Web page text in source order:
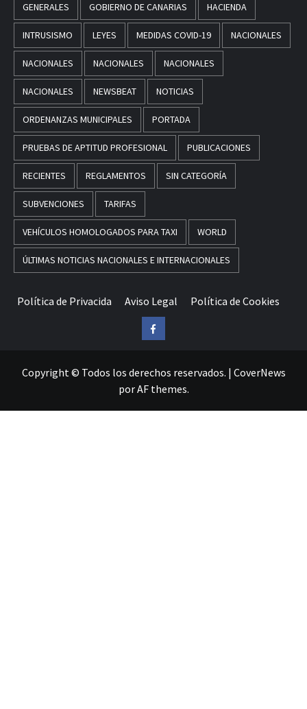
GENERALES GOBIERNO DE CANARIAS HACIENDA
INTRUSISMO LEYES MEDIDAS COVID-19 NACIONALES
NACIONALES NACIONALES NACIONALES
NACIONALES NEWSBEAT NOTICIAS
ORDENANZAS MUNICIPALES PORTADA
PRUEBAS DE APTITUD PROFESIONAL PUBLICACIONES
RECIENTES REGLAMENTOS SIN CATEGORÍA
SUBVENCIONES TARIFAS
VEHÍCULOS HOMOLOGADOS PARA TAXI WORLD
ÚLTIMAS NOTICIAS NACIONALES E INTERNACIONALES
Política de Privacida Aviso Legal Política de Cookies
Facebook
Copyright © Todos los derechos reservados. | CoverNews
por AF themes.